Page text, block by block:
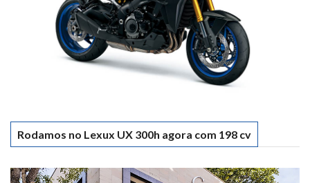
Rodamos no Lexux UX 300h agora com 198 cv